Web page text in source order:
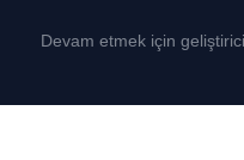
Devam etmek için